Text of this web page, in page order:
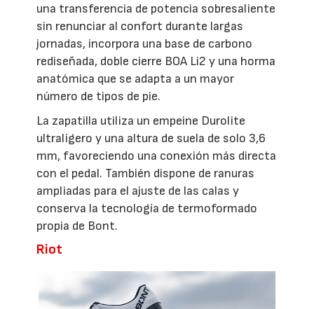
una transferencia de potencia sobresaliente
sin renunciar al confort durante largas
jornadas, incorpora una base de carbono
rediseñada, doble cierre BOA Li2 y una horma
anatómica que se adapta a un mayor
número de tipos de pie.
La zapatilla utiliza un empeine Durolite
ultraligero y una altura de suela de solo 3,6
mm, favoreciendo una conexión más directa
con el pedal. También dispone de ranuras
ampliadas para el ajuste de las calas y
conserva la tecnología de termoformado
propia de Bont.
Riot